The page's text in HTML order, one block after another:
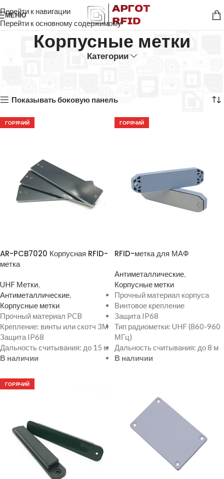
Перейти к навигации
Перейти к основному содержимому
МЕНЮ
Корпусные метки
Категории
Показывать боковую панель
ГОРЯЧИЙ
AR-PCB7020 Корпусная RFID-
метка
UHF Метки,
Антиметаллические,
Корпусные метки
Прочный материал PCB
Крепление: винты или скотч 3М
Защита IP68
Дальность считывания: до 15 м
В наличии
ГОРЯЧИЙ
RFID-метка для МАФ
Антиметаллические,
Корпусные метки
Прочный материал корпуса
Винтовое крепление
Защита IP68
Тип радиометки: UHF (860-960
МГц)
Дальность считывания: до 8 м
В наличии
ГОРЯЧИЙ